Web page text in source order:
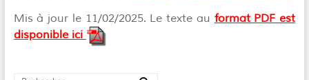
Mis à jour le 11/02/2025. Le texte au format PDF est
disponible ici